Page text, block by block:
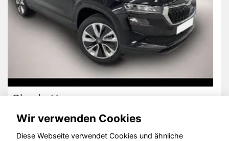
Volkswagen Golf
Wir verwenden Cookies
Diese Webseite verwendet Cookies und ähnliche